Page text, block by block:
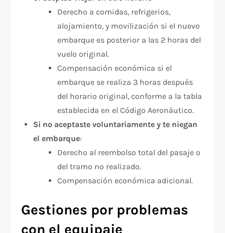
Derecho a comidas, refrigerios,
alojamiento, y movilización si el nuevo
embarque es posterior a las 2 horas del
vuelo original.
Compensación económica si el
embarque se realiza 3 horas después
del horario original, conforme a la tabla
establecida en el Código Aeronáutico.
Si no aceptaste voluntariamente y te niegan
el embarque:
Derecho al reembolso total del pasaje o
del tramo no realizado.
Compensación económica adicional.
Gestiones por problemas
con el equipaje